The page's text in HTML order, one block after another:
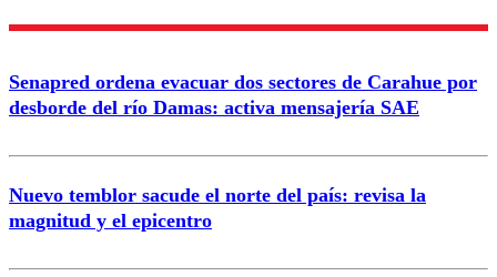
Senapred ordena evacuar dos sectores de Carahue por
desborde del río Damas: activa mensajería SAE
Nuevo temblor sacude el norte del país: revisa la
magnitud y el epicentro